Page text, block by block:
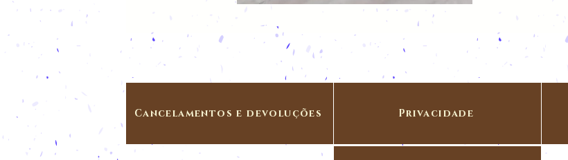
Cancelamentos e devoluções Privacidade